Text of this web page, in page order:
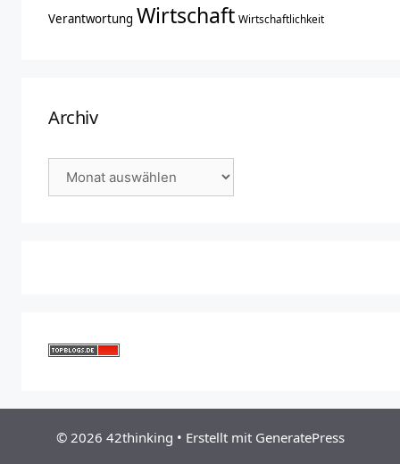
Verantwortung Wirtschaft Wirtschaftlichkeit
Archiv
Archiv
© 2026 42thinking • Erstellt mit GeneratePress